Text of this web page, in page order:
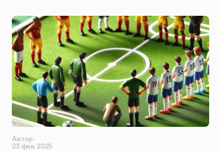
Автор:
23 фев 2025